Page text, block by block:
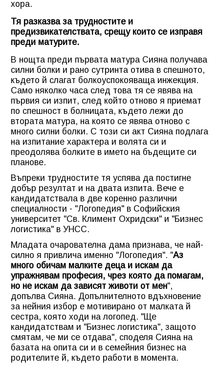
хора.
Тя разказва за трудностите и
предизвикателствата, срещу които се изправя
преди матурите.
В нощта преди първата матура Сияна получава
силни болки и рано сутринта отива в спешното,
където й слагат болкоуспокояваща инжекция.
Само няколко часа след това тя се явява на
първия си изпит, след който отново я приемат
по спешност в болницата, където лежи до
втората матура, на която се явява отново с
много силни болки. С този си акт Сияна подлага
на изпитание характера и волята си и
преодолява болките в името на бъдещите си
планове.
Въпреки трудностите тя успява да постигне
добър резултат и на двата изпита. Вече е
кандидатствала в две коренно различни
специалности - "Логопедия" в Софийския
университет "Св. Климент Охридски" и "Бизнес
логистика" в УНСС.
Младата очарователна дама признава, че най-
силно я привлича именно "Логопедия". "Аз
много обичам малките деца и искам да
упражнявам професия, чрез която да помагам,
но не искам да зависят животи от мен",
допълва Сияна. Допълнителното вдъхновение
за нейния избор е мотивирано от малката й
сестра, която ходи на логопед. "Ще
кандидатствам и "Бизнес логистика", защото
смятам, че ми се отдава", споделя Сияна на
базата на опита си и в семейния бизнес на
родителите й, където работи в момента.